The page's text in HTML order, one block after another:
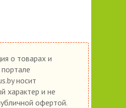
о товарах и
портале
носит
характер и не
офертой.